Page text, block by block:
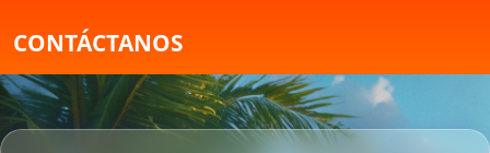
CONTÁCTANOS